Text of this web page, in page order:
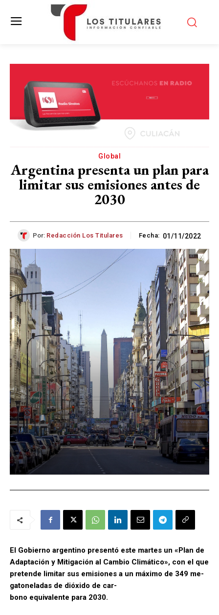
Global
Ar­gen­ti­na pre­sen­ta un plan para
li­mi­tar sus emi­sio­nes an­tes de
2030
Por: Redacción Los Titulares Fecha: 01/11/2022
El Gobierno argentino presentó este martes un «Plan de
Adap­ta­ción y Mi­ti­ga­ción al Cam­bio Cli­má­ti­co», con el que
pretende li­mi­tar sus emi­sio­nes a un má­xi­mo de 349 me­
ga­to­ne­la­das de dió­xi­do de car­
bono equivalente para 2030.